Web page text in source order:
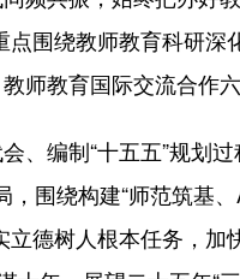
点围绕教师教育科研
师教育国际交流合作
编制“十五五”规划
，围绕构建“师范筑基
德树人根本任务，